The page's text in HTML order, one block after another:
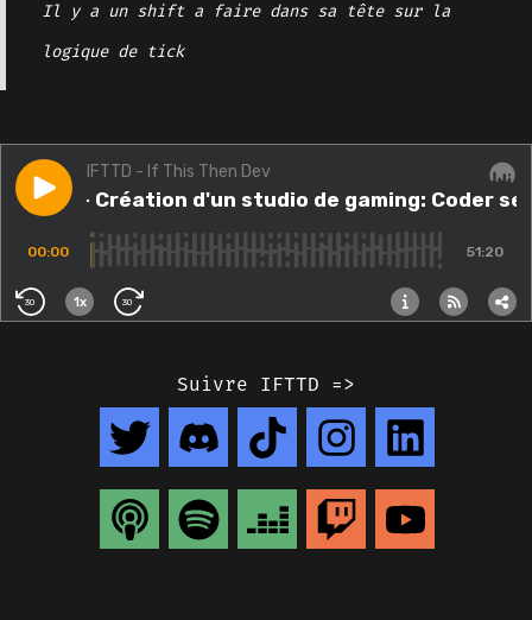
Il y a un shift a faire dans sa tête sur la
logique de tick
Suivre IFTTD =>